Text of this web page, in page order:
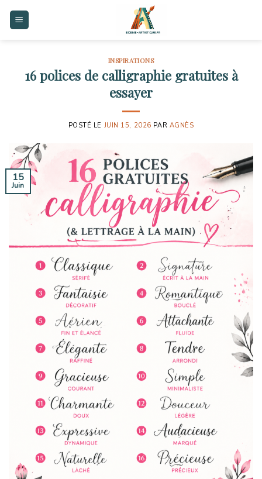
INSPIRATIONS
16 polices de calligraphie gratuites à
essayer
POSTÉ LE JUIN 15, 2026 PAR AGNÈS
15
Juin